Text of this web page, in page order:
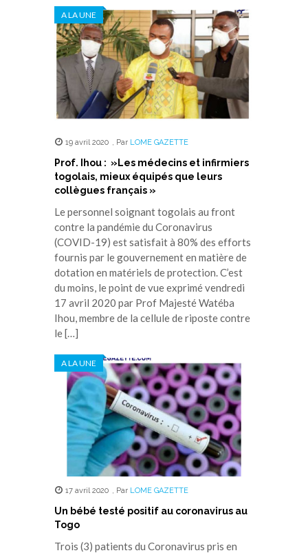
A LA UNE
19 avril 2020 , Par LOME GAZETTE
Prof. Ihou : »Les médecins et infirmiers
togolais, mieux équipés que leurs
collègues français »
Le personnel soignant togolais au front
contre la pandémie du Coronavirus
(COVID-19) est satisfait à 80% des efforts
fournis par le gouvernement en matière de
dotation en matériels de protection. C’est
du moins, le point de vue exprimé vendredi
17 avril 2020 par Prof Majesté Watéba
Ihou, membre de la cellule de riposte contre
le […]
A LA UNE
17 avril 2020 Par LOME GAZETTE
Un bébé testé positif au coronavirus au
Togo
Trois (3) patients du Coronavirus pris en